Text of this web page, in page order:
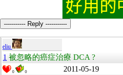
----------- Reply -----------
eliu
1 被忽略的癌症治療 DCA ?
0 0 2011-05-19